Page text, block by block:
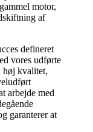
motor,
af
defineret
vores udførte
høj kvalitet,
arbejde med
garanterer at